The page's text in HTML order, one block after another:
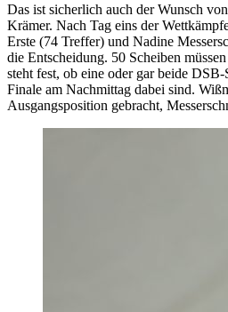
Das ist sicherlich auch der Wunsch
Krämer. Nach Tag eins der
Erste (74 Treffer) und Nadine
die Entscheidung. 50 Scheiben
steht fest, ob eine oder gar beide
Finale am Nachmittag dabei sind.
Ausgangsposition gebracht,